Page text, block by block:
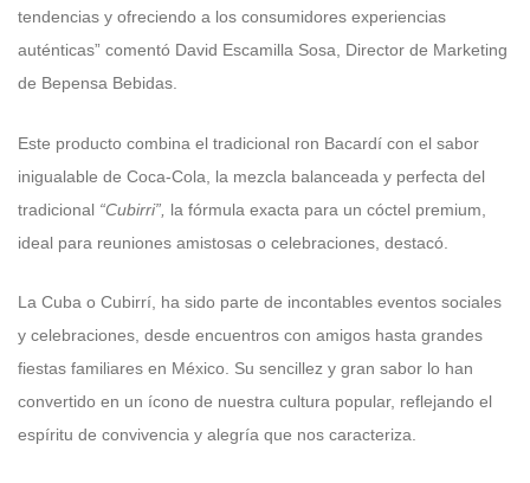
tendencias y ofreciendo a los consumidores experiencias
auténticas” comentó David Escamilla Sosa, Director de Marketing
de Bepensa Bebidas.
Este producto combina el tradicional ron Bacardí con el sabor
inigualable de Coca-Cola, la mezcla balanceada y perfecta del
tradicional “Cubirri”, la fórmula exacta para un cóctel premium,
ideal para reuniones amistosas o celebraciones, destacó.
La Cuba o Cubirrí, ha sido parte de incontables eventos sociales
y celebraciones, desde encuentros con amigos hasta grandes
fiestas familiares en México. Su sencillez y gran sabor lo han
convertido en un ícono de nuestra cultura popular, reflejando el
espíritu de convivencia y alegría que nos caracteriza.